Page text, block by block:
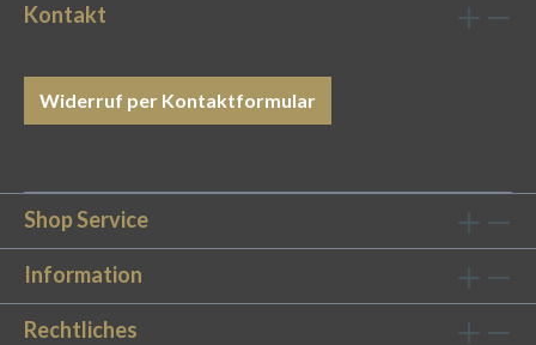
Kontakt
Widerruf per Kontaktformular
Shop Service
Information
Rechtliches